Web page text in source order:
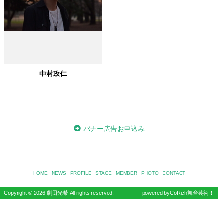
中村政仁
バナー広告お申込み
HOME NEWS PROFILE STAGE MEMBER PHOTO CONTACT
Copyright © 2026 劇団光希 All rights reserved. powered byCoRich舞台芸術！